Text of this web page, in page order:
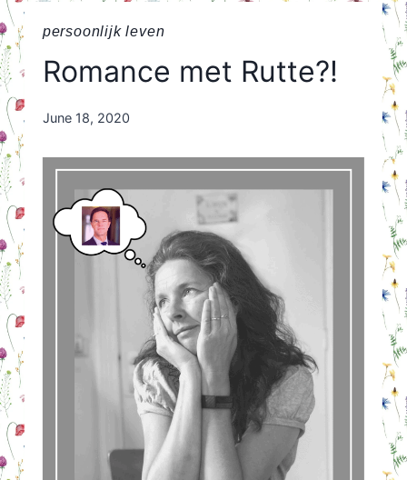
persoonlijk leven
Romance met Rutte?!
By
Orriëns
June 18, 2020